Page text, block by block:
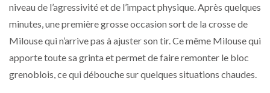
niveau de l’agressivité et de l’impact physique. Après quelques
minutes, une première grosse occasion sort de la crosse de
Milouse qui n’arrive pas à ajuster son tir. Ce même Milouse qui
apporte toute sa grinta et permet de faire remonter le bloc
grenoblois, ce qui débouche sur quelques situations chaudes.